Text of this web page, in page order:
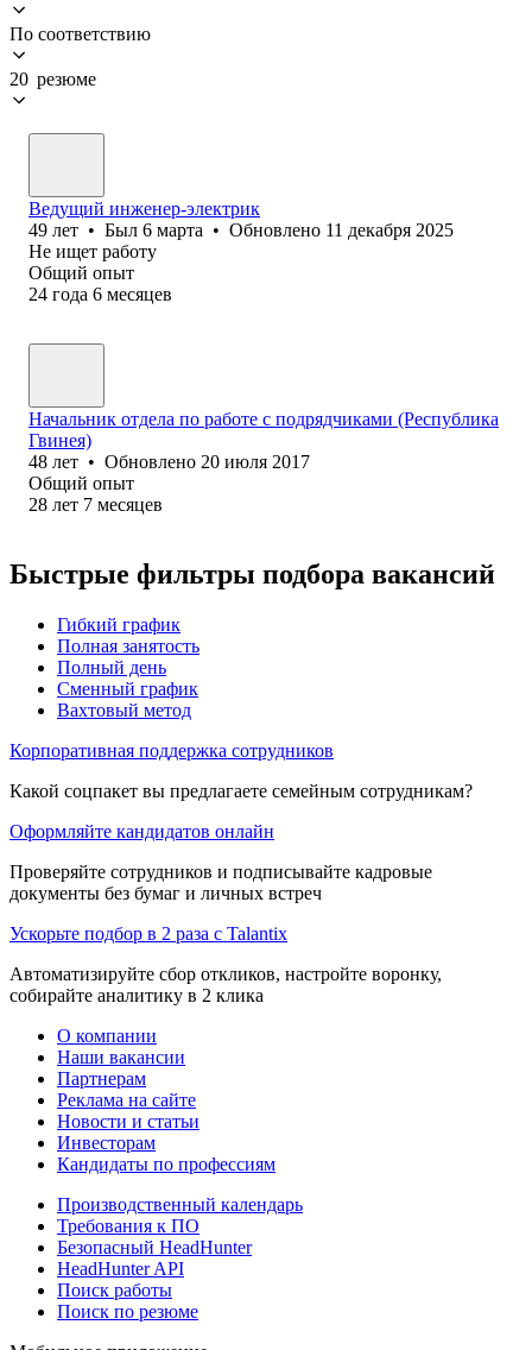
По соответствию
20 резюме
Ведущий инженер-электрик
49 лет • Был 6 марта • Обновлено 11 декабря 2025
Не ищет работу
Общий опыт
24 года 6 месяцев
Начальник отдела по работе с подрядчиками (Республика
Гвинея)
48 лет • Обновлено 20 июля 2017
Общий опыт
28 лет 7 месяцев
Быстрые фильтры подбора вакансий
Гибкий график
Полная занятость
Полный день
Сменный график
Вахтовый метод
Корпоративная поддержка сотрудников
Какой соцпакет вы предлагаете семейным сотрудникам?
Оформляйте кандидатов онлайн
Проверяйте сотрудников и подписывайте кадровые
документы без бумаг и личных встреч
Ускорьте подбор в 2 раза с Talantix
Автоматизируйте сбор откликов, настройте воронку,
собирайте аналитику в 2 клика
О компании
Наши вакансии
Партнерам
Реклама на сайте
Новости и статьи
Инвесторам
Кандидаты по профессиям
Производственный календарь
Требования к ПО
Безопасный HeadHunter
HeadHunter API
Поиск работы
Поиск по резюме